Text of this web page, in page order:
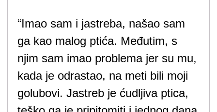
“Imao sam i jastreba, našao sam
ga kao malog ptića. Međutim, s
njim sam imao problema jer su mu,
kada je odrastao, na meti bili moji
golubovi. Jastreb je ćudljiva ptica,